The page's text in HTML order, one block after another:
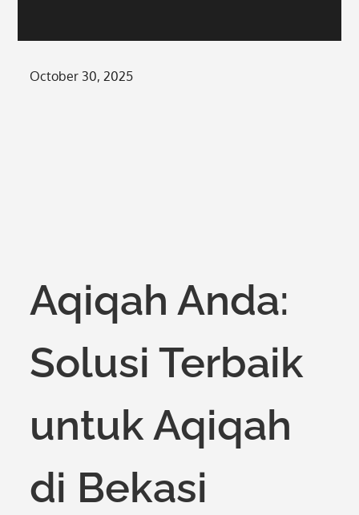
Posted
October 30, 2025
Aqiqah Anda:
Solusi Terbaik
untuk Aqiqah
di Bekasi